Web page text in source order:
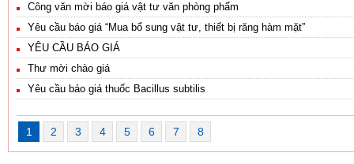
Công văn mời báo giá vật tư văn phòng phẩm
Yêu cầu báo giá “Mua bổ sung vật tư, thiết bị răng hàm mặt”
YÊU CẦU BÁO GIÁ
Thư mời chào giá
Yêu cầu báo giá thuốc Bacillus subtilis
1 2 3 4 5 6 7 8